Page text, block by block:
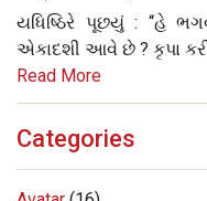
યધિષ્ઠિરે પૂછયું : “હે
એકાદશી આવે છે ? કૃપા
Read More
Categories